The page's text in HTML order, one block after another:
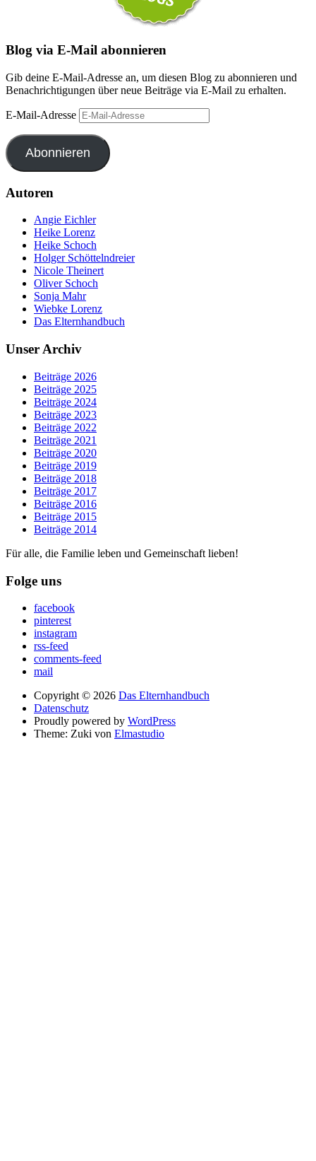
Blog via E-Mail abonnieren
Gib deine E-Mail-Adresse an, um diesen Blog zu abonnieren und
Benachrichtigungen über neue Beiträge via E-Mail zu erhalten.
E-Mail-Adresse
Abonnieren
Autoren
Angie Eichler
Heike Lorenz
Heike Schoch
Holger Schöttelndreier
Nicole Theinert
Oliver Schoch
Sonja Mahr
Wiebke Lorenz
Das Elternhandbuch
Unser Archiv
Beiträge 2026
Beiträge 2025
Beiträge 2024
Beiträge 2023
Beiträge 2022
Beiträge 2021
Beiträge 2020
Beiträge 2019
Beiträge 2018
Beiträge 2017
Beiträge 2016
Beiträge 2015
Beiträge 2014
Für alle, die Familie leben und Gemeinschaft lieben!
Folge uns
facebook
pinterest
instagram
rss-feed
comments-feed
mail
Copyright © 2026 Das Elternhandbuch
Datenschutz
Proudly powered by WordPress
Theme: Zuki von Elmastudio